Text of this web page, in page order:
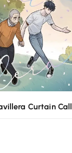
Curtain Call